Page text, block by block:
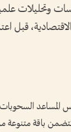
وتحليلات
الاقتصادية،
المساعد